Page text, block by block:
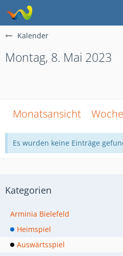
Kalender
Montag, 8. Mai 2023
Monatsansicht
Es wurden keine Einträge
Kategorien
Arminia Bielefeld
Heimspiel
Auswärtsspiel